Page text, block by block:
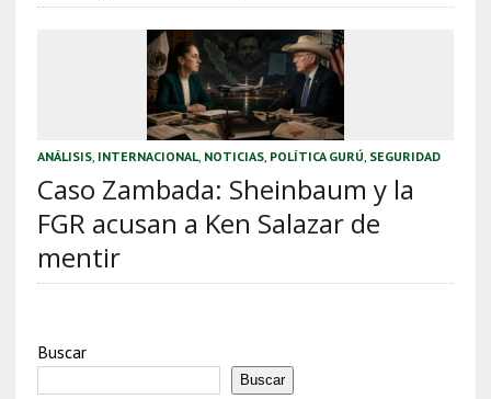
ANÁLISIS, INTERNACIONAL, NOTICIAS, POLÍTICA GURÚ SEGURIDAD
Caso Zambada: Sheinbaum y la
FGR acusan a Ken Salazar de
mentir
Buscar
Buscar